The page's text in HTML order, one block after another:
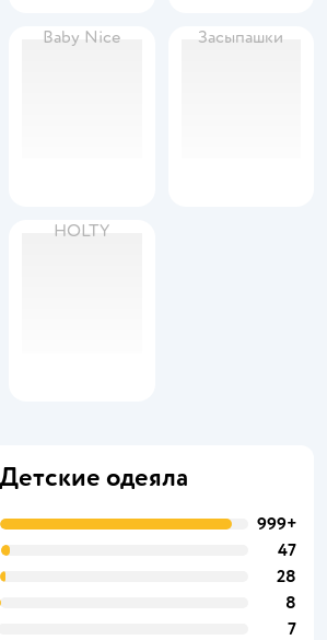
Baby Nice Засыпашки
HOLTY
одеяла
999+
47
28
8
7